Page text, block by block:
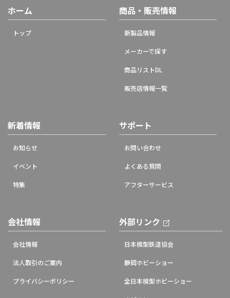
ホーム
トップ
商品・販売情報
新製品情報
メーカーで探す
商品リストDL
販売店情報一覧
新着情報
お知らせ
イベント
特集
サポート
お問い合わせ
よくある質問
アフターサービス
会社情報
会社情報
法人取引のご案内
プライバシーポリシー
外部リンク
日本模型鉄道協会
静岡ホビーショー
全日本模型ホビーショー